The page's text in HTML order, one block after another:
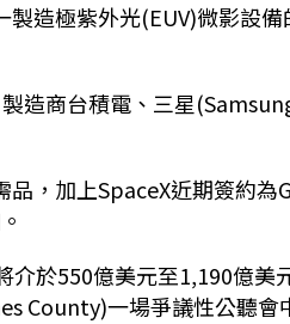
製造極紫外光(EUV)微影設
造商台積電、三星
品，加上SpaceX近期簽約
於550億美元至1,190億美
County)一場爭議性公聽會